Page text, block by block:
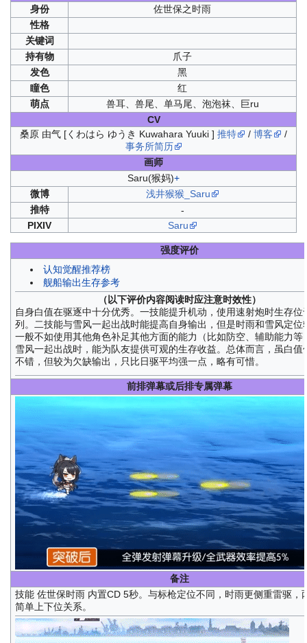
身份
佐世保之时雨
性格
关键词
持有物
爪子
发色
黑
瞳色
红
萌点
兽耳、兽尾、单马尾、泡泡袜、巨ru
CV
桑原 由气 [くわはら ゆうき Kuwahara Yuuki ] 推特 / 博客
/
事务所简历
画师
Saru(猴妈)+
微博
浅井猴猴_Saru
推特
-
PIXIV
Saru
强度评价
认知觉醒推荐榜
舰船输出生存参考
（以下评价内容阅读时应注意时效性）
自身白值在驱逐中十分优秀。一技能提升机动，使用速射炮时生存位
列。二技能与雪风一起出战时能提高自身输出，但是时雨和雪风定位
一般不如使用其他角色补足其他方面的能力（比如防空、辅助能力等
雪风一起出战时，能为队友提供可观的生存收益。总体而言，虽白值
不错，但较为欠缺输出，只比日驱平均强一点，略有可惜。
前排弹幕或后排专属弹幕
备注
技能 佐世保时雨 内置CD 5秒。与标枪定位不同，时雨更侧重雷驱，
简单上下位关系。